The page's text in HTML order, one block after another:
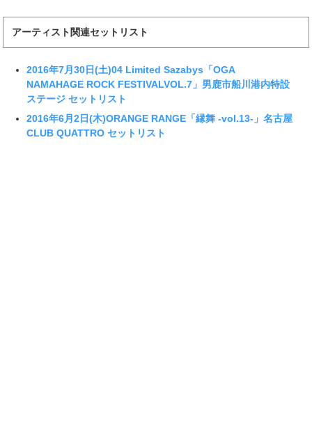
アーティスト関連セットリスト
2016年7月30日(土)04 Limited Sazabys「OGA
NAMAHAGE ROCK FESTIVALVOL.7」男鹿市船川港内特設
ステージ セットリスト
2016年6月2日(木)ORANGE RANGE「縁舞 -vol.13-」名古屋
CLUB QUATTRO セットリスト